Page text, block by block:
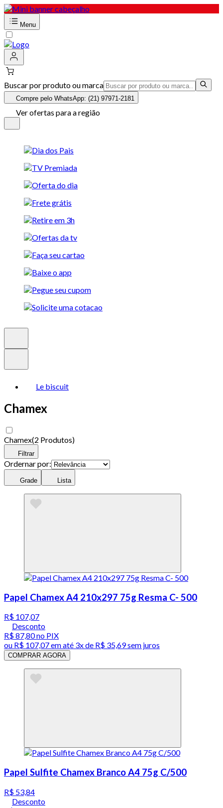
Menu
Buscar por produto ou marca
Compre pelo WhatsApp: (21) 97971-2181
Ver ofertas para a região
Le biscuit
Chamex
Chamex(2 Produtos)
Filtrar
Ordernar por:
Grade Lista
Papel Chamex A4 210x297 75g Resma C- 500
R$ 107,07
Desconto
R$ 87,80no PIX
ou R$ 107,07em até 3x de R$ 35,69 sem juros
COMPRAR AGORA
Papel Sulfite Chamex Branco A4 75g C/500
R$ 53,84
Desconto